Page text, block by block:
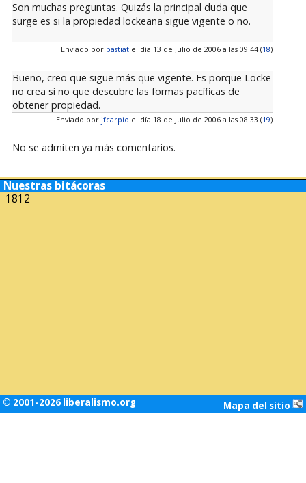
Son muchas preguntas. Quizás la principal duda que
surge es si la propiedad lockeana sigue vigente o no.
Enviado por bastiatel día 13 de Julio de 2006 a las 09:44 (18)
Bueno, creo que sigue más que vigente. Es porque Locke
no crea si no que descubre las formas pacíficas de
obtener propiedad.
Enviado por jfcarpio el día 18 de Julio de 2006 a las 08:33 (19)
No se admiten ya más comentarios.
Nuestras bitácoras
1812
© 2001-2026 liberalismo.org Mapa del sitio